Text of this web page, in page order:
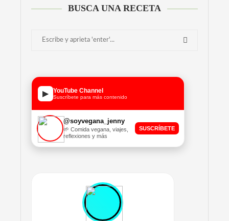
BUSCA UNA RECETA
▶ YouTube Channel
Suscríbete para más contenido
@soyvegana_jenny
🌱 Comida vegana, viajes,
reflexiones y más
SUSCRÍBETE